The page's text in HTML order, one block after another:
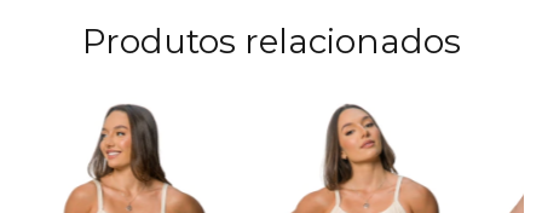
Produtos relacionados